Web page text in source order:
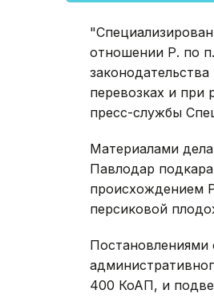
отношении Р. по
перевозках и при
пресс-службы
Материалами
Павлодар
происхождением
персиковой
Постановлениями
400 КоАП, и